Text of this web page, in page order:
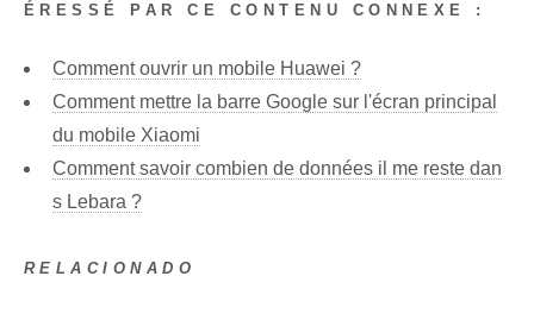
ÉRESSÉ PAR CE CONTENU CONNEXE :
Comment ouvrir un mobile Huawei ?
Comment mettre la barre Google sur l'écran principal
du mobile Xiaomi
Comment savoir combien de données il me reste dan
s Lebara ?
RELACIONADO